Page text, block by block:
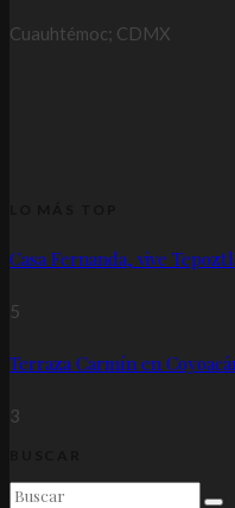
Cuauhtémoc; CDMX
Casa Fernanda, vive
5
Terraza Carmín en
3